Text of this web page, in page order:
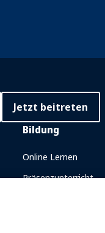
Jetzt beitreten
Bildung
Online Lernen
Präsenzunterricht